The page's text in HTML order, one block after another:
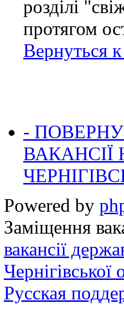
розділі
протягом
Вернуться
-
Powered by
Заміщення
вакансії
Чернігівської
Русская